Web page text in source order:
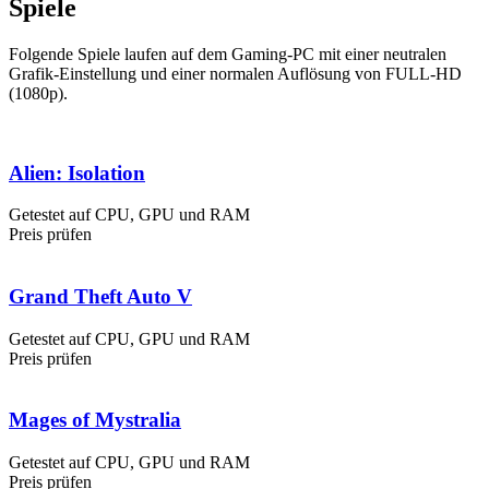
Spiele
Folgende Spiele laufen auf dem Gaming-PC mit einer neutralen
Grafik-Einstellung und einer normalen Auflösung von FULL-HD
(1080p).
Alien: Isolation
Getestet auf CPU, GPU und RAM
Preis prüfen
Grand Theft Auto V
Getestet auf CPU, GPU und RAM
Preis prüfen
Mages of Mystralia
Getestet auf CPU, GPU und RAM
Preis prüfen